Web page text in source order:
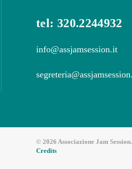
tel: 320.2244932
info@assjamsession.it
© 2026 Associazione Jam
Credits